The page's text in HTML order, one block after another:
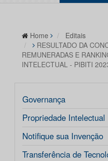
Home
Editais
RESULTADO DA
REMUNERADAS E
INTELECTUAL - PIBITI
Governança
Propriedade Intelectual
Notifique sua Invenção
Transferência de